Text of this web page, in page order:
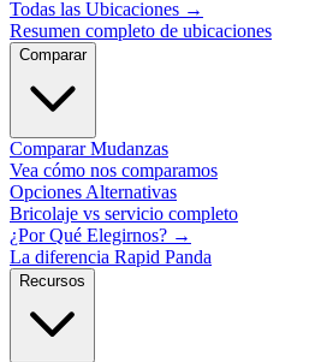
Todas las Ubicaciones →
Resumen completo de ubicaciones
Comparar
Comparar Mudanzas
Vea cómo nos comparamos
Opciones Alternativas
Bricolaje vs servicio completo
¿Por Qué Elegirnos? →
La diferencia Rapid Panda
Recursos